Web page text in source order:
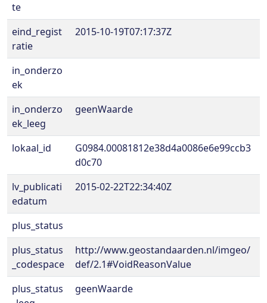
te
eind_regist
ratie
2015-10-19T07:17:37Z
in_onderzo
ek
in_onderzo
ek_leeg
geenWaarde
lokaal_id
G0984.00081812e38d4a0086e6e99ccb3
d0c70
lv_publicati
edatum
2015-02-22T22:34:40Z
plus_status
plus_status
_codespace
http://www.geostandaarden.nl/imgeo/
def/2.1#VoidReasonValue
plus_status
geenWaarde